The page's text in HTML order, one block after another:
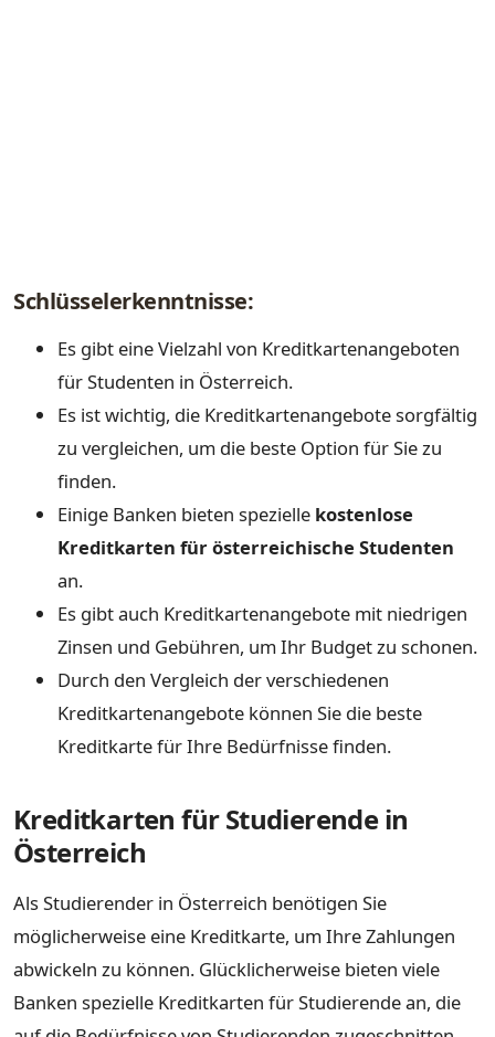
Schlüsselerkenntnisse:
Es gibt eine Vielzahl von Kreditkartenangeboten
für Studenten in Österreich.
Es ist wichtig, die Kreditkartenangebote sorgfältig
zu vergleichen, um die beste Option für Sie zu
finden.
Einige Banken bieten spezielle kostenlose
Kreditkarten für österreichische Studenten
an.
Es gibt auch Kreditkartenangebote mit niedrigen
Zinsen und Gebühren, um Ihr Budget zu schonen.
Durch den Vergleich der verschiedenen
Kreditkartenangebote können Sie die beste
Kreditkarte für Ihre Bedürfnisse finden.
Kreditkarten für Studierende in
Österreich
Als Studierender in Österreich benötigen Sie
möglicherweise eine Kreditkarte, um Ihre Zahlungen
abwickeln zu können. Glücklicherweise bieten viele
Banken spezielle Kreditkarten für Studierende an, die